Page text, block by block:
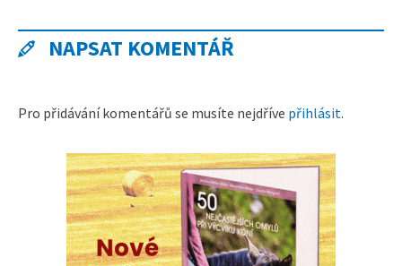
NAPSAT KOMENTÁŘ
Pro přidávání komentářů se musíte nejdříve přihlásit.